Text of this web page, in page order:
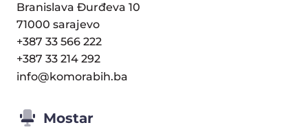
Branislava Đurđeva 10
71000 sarajevo
+387 33 566 222
+387 33 214 292
info@komorabih.ba
Mostar